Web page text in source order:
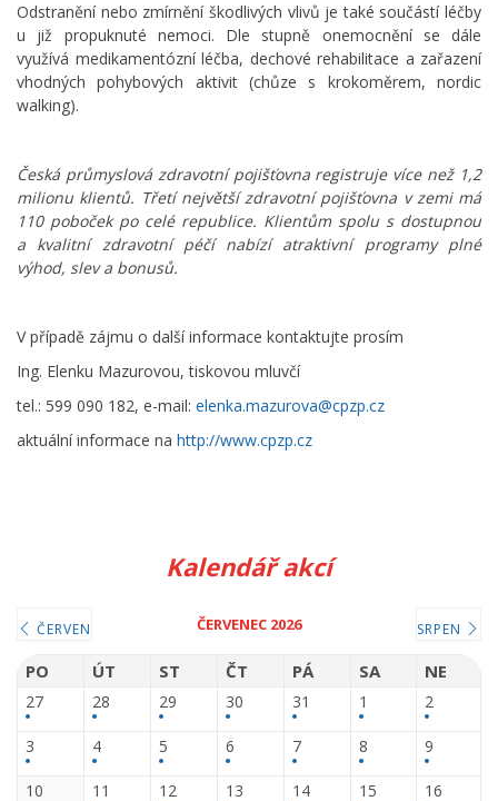
Odstranění nebo zmírnění škodlivých vlivů je také součástí léčby
u již propuknuté nemoci. Dle stupně onemocnění se dále
využívá medikamentózní léčba, dechové rehabilitace a zařazení
vhodných pohybových aktivit (chůze s krokoměrem, nordic
walking).
Česká průmyslová zdravotní pojišťovna registruje více než 1,2
milionu klientů. Třetí největší zdravotní pojišťovna v zemi má
110 poboček po celé republice. Klientům spolu s dostupnou
a kvalitní zdravotní péčí nabízí atraktivní programy plné
výhod, slev a bonusů.
V případě zájmu o další informace kontaktujte prosím
Ing. Elenku Mazurovou, tiskovou mluvčí
tel.: 599 090 182, e-mail: elenka.mazurova@cpzp.cz
aktuální informace na http://www.cpzp.cz
Kalendář akcí
ČERVEN ČERVENEC 2026 SRPEN
PO ÚT ST ČT PÁ SA NE
27 28 29 30 31 1 2
3 4 5 6 7 8 9
10 11 12 13 14 15 16